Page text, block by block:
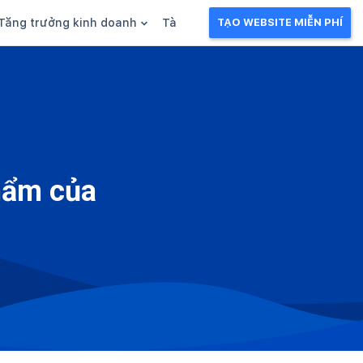
trưởng kinh doanh Tài liệu kinh doanhTẠO WEBSITE MIỄN PHÍ
của